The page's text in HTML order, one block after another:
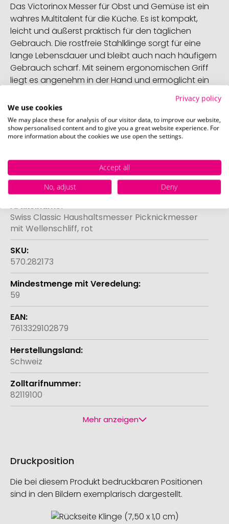
Das Victorinox Messer für Obst und Gemüse ist ein
wahres Multitalent für die Küche. Es ist kompakt,
leicht und äußerst praktisch für den täglichen
Gebrauch. Die rostfreie Stahlklinge sorgt für eine
lange Lebensdauer und bleibt auch nach häufigem
Gebrauch scharf. Mit seinem ergonomischen Griff
liegt es angenehm in der Hand und ermöglicht ein
präzises Arbeiten. Ideal für Obst, Gemüse und viele
andere Aufgaben in der Küche – dieses Messer
bietet Ihnen alles, was Sie für die Zubereitung
frischer Zutaten benötigen. Lassen Sie es mit Ihrem
Logo veredeln und es wird zu einem eleganten
Spezifikation
Informationen
Swiss Classic Haushaltsmesser Picknickmesser
mit Wellenschliff, rot
570.282173
59
7613329102879
Schweiz
82119100
Mehr anzeigen
Druckposition
Die bei diesem Produkt bedruckbaren Positionen
sind in den Bildern exemplarisch dargestellt.
Privacy policy
We use cookies
We may place these for analysis of our visitor data, to improve our website,
show personalised content and to give you a great website experience. For
more information about the cookies we use open the settings.
Accept all
No, adjust
Deny